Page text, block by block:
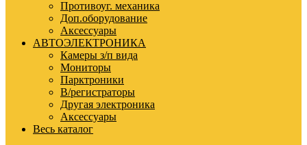
Противоуг. механика
Доп.оборудование
Аксессуары
АВТОЭЛЕКТРОНИКА
Камеры з/п вида
Мониторы
Парктроники
В/регистраторы
Другая электроника
Аксессуары
Весь каталог